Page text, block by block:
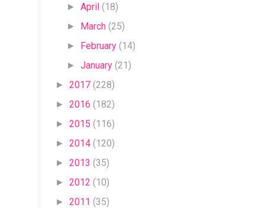
►April (18)
► March (25)
► February (14)
►January (21)
► 2017 (228)
► 2016 (182)
► 2015 (116)
► 2014 (120)
► 2013 (35)
► 2012 (10)
► 2011 (35)